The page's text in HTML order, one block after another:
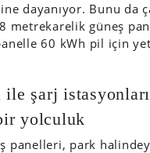
dayanıyor. Bunu da
metrekarelik güneş
60 kWh pil için
şarj
yolculuk
panelleri, park